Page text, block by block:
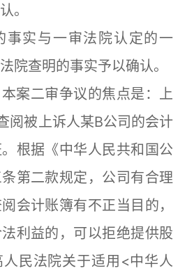
。
实与一审法院认定的一
院查明的事实予以确认。
二审争议的焦点是：上
阅被上诉人某B公司的会计
根据《中华人民共和国公
第二款规定，公司有合理
会计账簿有不正当目的，
利益的，可以拒绝提供股
民法院关于适用<中华人